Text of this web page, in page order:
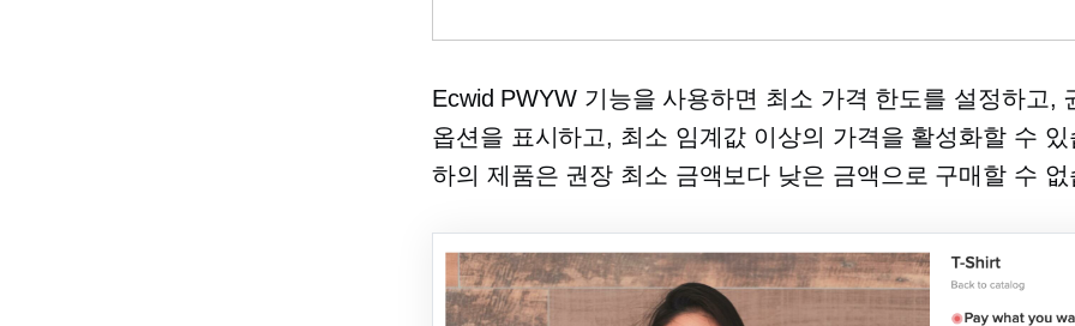
Ecwid PWYW 기능을 사용하면 최소 가격 한도를 설정하고,
옵션을 표시하고, 최소 임계값 이상의 가격을 활성화할 수
하의 제품은 권장 최소 금액보다 낮은 금액으로 구매할 수 없